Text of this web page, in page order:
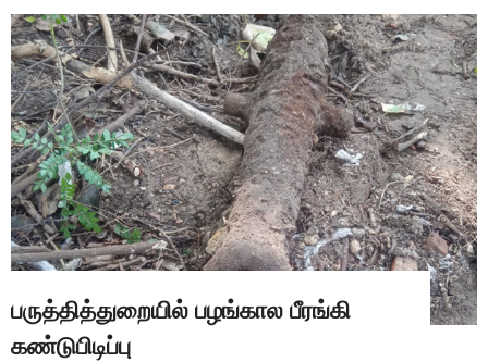
பருத்தித்துறையில் பழங்கால பீரங்கி
கண்டுபிடிப்பு